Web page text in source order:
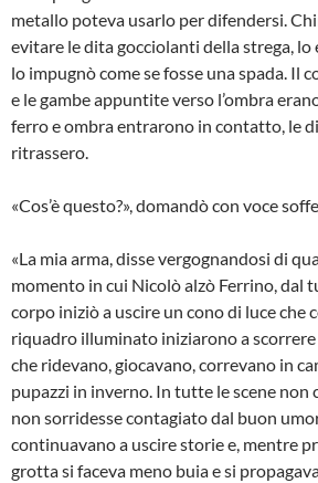
metallo poteva usarlo per difendersi.
evitare le dita gocciolanti della strega, lo
lo impugnò come se fosse una spada. Il
e le gambe appuntite verso l’ombra
ferro e ombra entrarono in contatto, le
ritrassero.
«Cos’è questo?», domandò con voce
«La mia arma, disse vergognandosi di
momento in cui Nicolò alzò Ferrino, dal
corpo iniziò a uscire un cono di luce che
riquadro illuminato iniziarono a
che ridevano, giocavano, correvano in
pupazzi in inverno. In tutte le scene non
non sorridesse contagiato dal buon
continuavano a uscire storie e, mentre
grotta si faceva meno buia e si